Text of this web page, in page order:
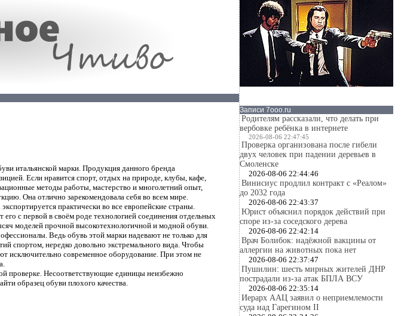
итальянской марки. Продукция данного бренда
Если нравится спорт, отдых на природе, клубы, кафе,
методы работы, мастерство и многолетний опыт,
Она отлично зарекомендовала себя во всем мире.
практически во все европейские страны.
с первой в своём роде технологией соединения отдельных
моделей прочной высокотехнологичной и модной обуви.
Ведь обувь этой марки надевают не только для
спортом, нередко довольно экстремального вида. Чтобы
исключительно современное оборудование. При этом не
проверке. Несоответствующие единицы неизбежно
образец обуви плохого качества.
Записи 7ooo.ru
Родителям рассказали, что делать при
вербовке ребёнка в интернете
2026-08-06 22:47:45
Проверка организована после гибели
двух человек при падении деревьев в
Смоленске
2026-08-06 22:44:46
Винисиус продлил контракт с «Реалом»
до 2032 года
2026-08-06 22:43:37
Юрист объяснил порядок действий при
споре из-за соседского дерева
2026-08-06 22:42:14
Врач Болибок: надёжной вакцины от
аллергии на животных пока нет
2026-08-06 22:37:47
Пушилин: шесть мирных жителей ДНР
пострадали из-за атак БПЛА ВСУ
2026-08-06 22:35:14
Иерарх ААЦ заявил о неприемлемости
суда над Гарегином II